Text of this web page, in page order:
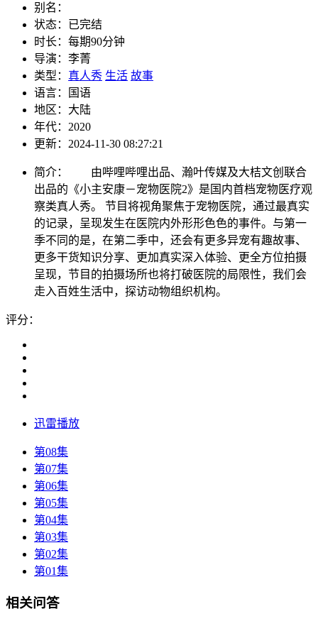
别名：
状态： 已完结
时长： 每期90分钟
导演： 李菁
类型： 真人秀 生活 故事
语言：
国语
地区： 大陆
年代： 2020
更新： 2024-11-30 08:27:21
简介：
由哔哩哔哩出品、瀚叶传媒及大桔文创联合
出品的《小主安康－宠物医院2》是国内首档宠物医疗观
察类真人秀。 节目将视角聚焦于宠物医院，通过最真实
的记录，呈现发生在医院内外形形色色的事件。与第一
季不同的是，在第二季中，还会有更多异宠有趣故事、
更多干货知识分享、更加真实深入体验、更全方位拍摄
呈现，节目的拍摄场所也将打破医院的局限性，我们会
走入百姓生活中，探访动物组织机构。
评分：
迅雷播放
第08集
第07集
第06集
第05集
第04集
第03集
第02集
第01集
相关问答